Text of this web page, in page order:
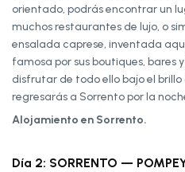
orientado, podrás encontrar un
muchos restaurantes de lujo, o
ensalada caprese, inventada
famosa por sus boutiques, bares
disfrutar de todo ello bajo el
regresarás a Sorrento por la
Alojamiento en Sorrento.
Día 2: SORRENTO —